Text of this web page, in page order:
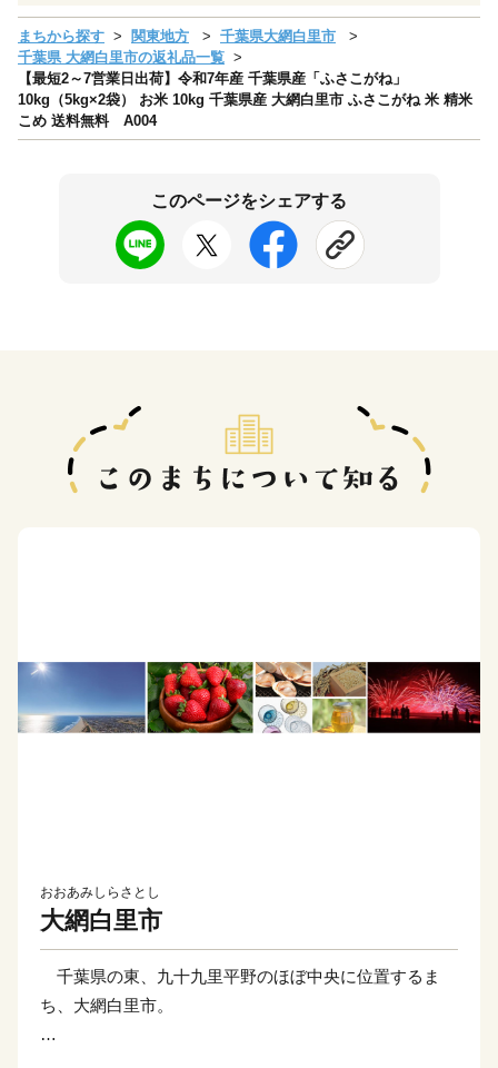
まちから探す 関東地方
千葉県大網白里市
千葉県 大網白里市の返礼品一覧
【最短2～7営業日出荷】令和7年産 千葉県産「ふさこがね」
10kg（5kg×2袋） お米 10kg 千葉県産 大網白里市 ふさこがね 米 精米
こめ 送料無料 A004
このページをシェアする
おおあみしらさとし
大網白里市
千葉県の東、九十九里平野のほぼ中央に位置するま
ち、大網白里市。